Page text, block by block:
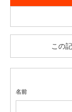
この
名前